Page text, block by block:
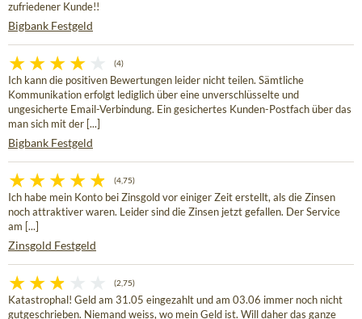
zufriedener Kunde!!
Bigbank Festgeld
(4)
Ich kann die positiven Bewertungen leider nicht teilen. Sämtliche
Kommunikation erfolgt lediglich über eine unverschlüsselte und
ungesicherte Email-Verbindung. Ein gesichertes Kunden-Postfach über das
man sich mit der [...]
Bigbank Festgeld
(4,75)
Ich habe mein Konto bei Zinsgold vor einiger Zeit erstellt, als die Zinsen
noch attraktiver waren. Leider sind die Zinsen jetzt gefallen. Der Service
am [...]
Zinsgold Festgeld
(2,75)
Katastrophal! Geld am 31.05 eingezahlt und am 03.06 immer noch nicht
gutgeschrieben. Niemand weiss, wo mein Geld ist. Will daher das ganze